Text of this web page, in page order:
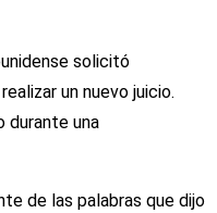
solicitó
un nuevo juicio.
durante una
de las palabras que dijo